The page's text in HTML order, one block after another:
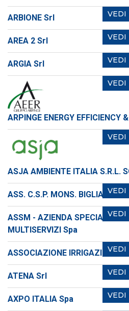
VEDI
ARBIONE Srl
VEDI
AREA 2 Srl
VEDI
ARGIA Srl
VEDI
ARPINGE ENERGY EFFICIENCY
VEDI
ASJA AMBIENTE ITALIA S.R.L.
VEDI
ASS. C.S.P. MONS. BIGLIA
VEDI
ASSM - AZIENDA
MULTISERVIZI Spa
VEDI
ASSOCIAZIONE IRRIGAZIONE
VEDI
ATENA Srl
VEDI
AXPO ITALIA Spa